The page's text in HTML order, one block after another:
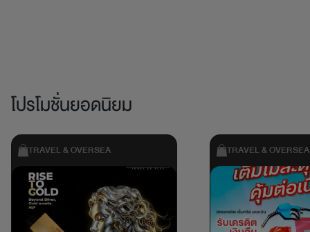
โปรโมชั่นยอดนิยม
TRAVEL & OVERSEA TRAVEL & OVERSEA